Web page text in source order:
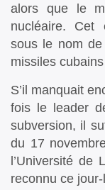
alors que le
nucléaire. Cet
sous le nom
missiles
S’il manquait
fois le leader
subversion, il
du 17
l’Université de
reconnu ce